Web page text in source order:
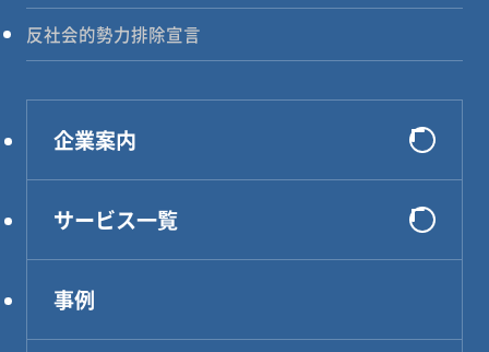
反社会的勢力排除宣言
企業案内
会社概要
選ばれる理由
企業理念
サービス一覧
システム開発
インフラ構築
事例